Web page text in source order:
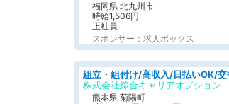
福岡県 北九州市
時給1,506円
正社員
スポンサー：求人ボックス
株式会社綜合キャリアオプション
熊本県 菊陽町